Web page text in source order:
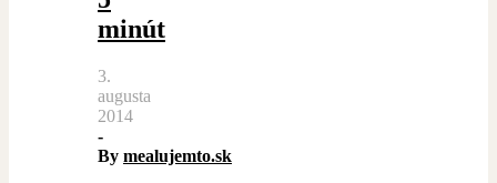
minút
3.
augusta
2014
-
By mealujemto.sk